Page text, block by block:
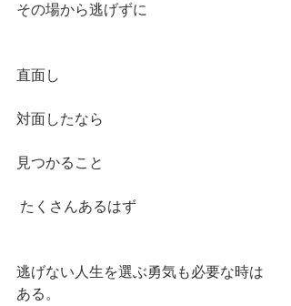
その場から逃げずに
直面し
対面したなら
見つかること
たくさんあるはず
逃げない人生を選ぶ勇気も必要な時は
ある。